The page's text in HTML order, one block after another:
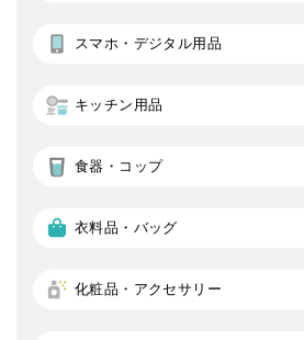
スマホ・デジタル用品
キッチン用品
食器・コップ
衣料品・バッグ
化粧品・アクセサリー